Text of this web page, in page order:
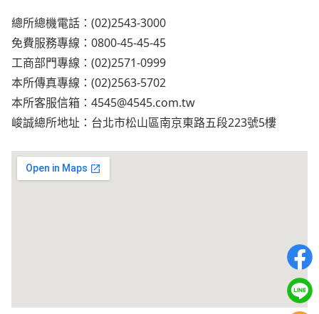
總所總機電話：(02)2543-3000
免費服務專線：0800-45-45-45
工商部門專線：(02)2571-0999
本所傳真專線：(02)2563-5702
本所客服信箱： 4545@4545.com.tw
峻誠總所地址：台北市松山區南京東路五段223號5樓